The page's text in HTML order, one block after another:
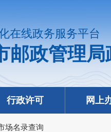
在线政务服务平台
邮政管理
行政许可 网上
场名录查询